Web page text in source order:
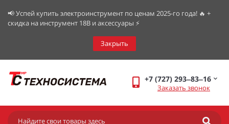
📢 Успей купить электроинструмент по ценам 2025-го года! 🔥 +
скидка на инструмент 18В и аксессуары ⚡️
Закрыть
+7 (727) 293‒83‒16
Заказать звонок